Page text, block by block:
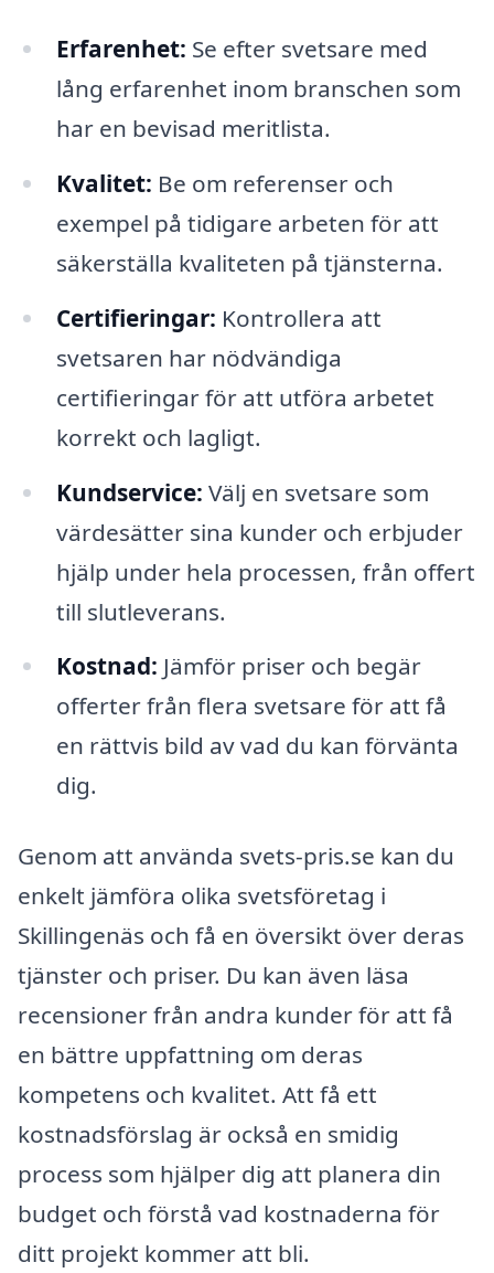
Erfarenhet: Se efter svetsare med
lång erfarenhet inom branschen som
har en bevisad meritlista.
Kvalitet: Be om referenser och
exempel på tidigare arbeten för att
säkerställa kvaliteten på tjänsterna.
Certifieringar: Kontrollera att
svetsaren har nödvändiga
certifieringar för att utföra arbetet
korrekt och lagligt.
Kundservice: Välj en svetsare som
värdesätter sina kunder och erbjuder
hjälp under hela processen, från offert
till slutleverans.
Kostnad: Jämför priser och begär
offerter från flera svetsare för att få
en rättvis bild av vad du kan förvänta
dig.
Genom att använda svets-pris.se kan du
enkelt jämföra olika svetsföretag i
Skillingenäs och få en översikt över deras
tjänster och priser. Du kan även läsa
recensioner från andra kunder för att få
en bättre uppfattning om deras
kompetens och kvalitet. Att få ett
kostnadsförslag är också en smidig
process som hjälper dig att planera din
budget och förstå vad kostnaderna för
ditt projekt kommer att bli.